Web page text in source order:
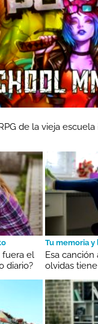
de la vieja escuela
fuera el
diario?
Tu memoria y
Esa
olvidas